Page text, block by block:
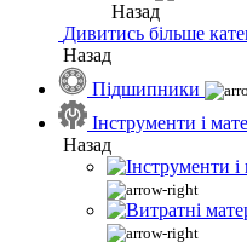
Назад
Дивитись більше
Назад
Підшипники
Інструменти і
Назад